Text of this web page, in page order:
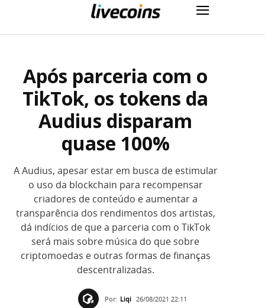
Após parceria com o
TikTok, os tokens da
Audius disparam
quase 100%
A Audius, apesar estar em busca de estimular
o uso da blockchain para recompensar
criadores de conteúdo e aumentar a
transparência dos rendimentos dos artistas,
dá indícios de que a parceria com o TikTok
será mais sobre música do que sobre
criptomoedas e outras formas de finanças
descentralizadas.
Por: Liqi 26/08/2021 22:11